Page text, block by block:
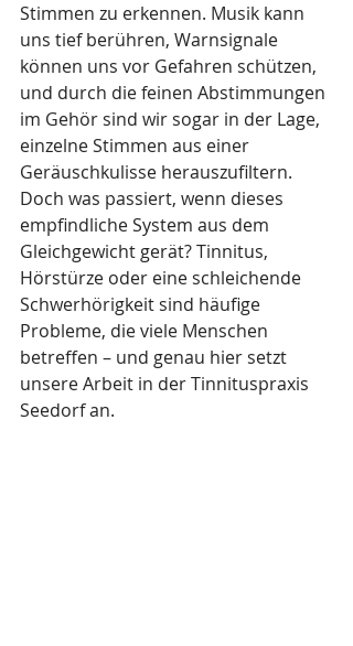
Stimmen zu erkennen. Musik kann
uns tief berühren, Warnsignale
können uns vor Gefahren schützen,
und durch die feinen Abstimmungen
im Gehör sind wir sogar in der Lage,
einzelne Stimmen aus einer
Geräuschkulisse herauszufiltern.
Doch was passiert, wenn dieses
empfindliche System aus dem
Gleichgewicht gerät? Tinnitus,
Hörstürze oder eine schleichende
Schwerhörigkeit sind häufige
Probleme, die viele Menschen
betreffen – und genau hier setzt
unsere Arbeit in der Tinnituspraxis
Seedorf an.